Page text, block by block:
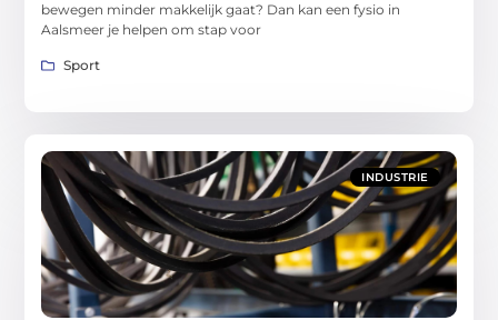
bewegen minder makkelijk gaat? Dan kan een fysio in
Aalsmeer je helpen om stap voor
Sport
INDUSTRIE